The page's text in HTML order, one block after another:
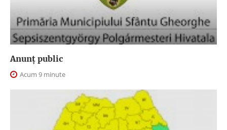
Anunţ public
Acum 9 minute